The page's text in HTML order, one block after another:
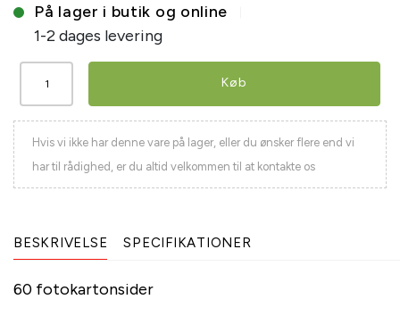
På lager i butik og online
1-2 dages levering
Køb
Hvis vi ikke har denne vare på lager, eller du ønsker flere end vi
har til rådighed, er du altid velkommen til at kontakte os
BESKRIVELSE SPECIFIKATIONER
60 fotokartonsider